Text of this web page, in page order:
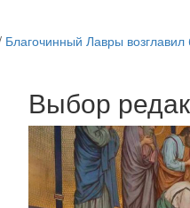
трансляции
сентября 2015Название
сентября 2015Название
сентября 2015Название
сентября 2015Название
сентября 2015Название
Благочинный Лавры возглавил
Выбор